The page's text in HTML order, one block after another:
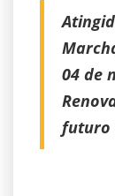
04 de
futuro